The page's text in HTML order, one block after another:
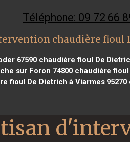
Téléphone: 09 72 66
chaudière fioul
67590chaudière fioul De
sur Foron 74800 chaudière
fioul De Dietrich à Viarmes 95270